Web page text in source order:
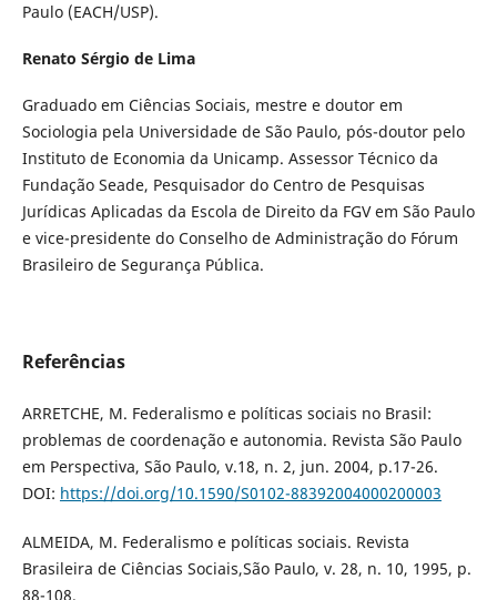
Paulo (EACH/USP).
Renato Sérgio de Lima
Graduado em Ciências Sociais, mestre e doutor em
Sociologia pela Universidade de São Paulo, pós-doutor pelo
Instituto de Economia da Unicamp. Assessor Técnico da
Fundação Seade, Pesquisador do Centro de Pesquisas
Jurídicas Aplicadas da Escola de Direito da FGV em São Paulo
e vice-presidente do Conselho de Administração do Fórum
Brasileiro de Segurança Pública.
Referências
ARRETCHE, M. Federalismo e políticas sociais no Brasil:
problemas de coordenação e autonomia. Revista São Paulo
em Perspectiva, São Paulo, v.18, n. 2, jun. 2004, p.17-26.
DOI: https://doi.org/10.1590/S0102-88392004000200003
ALMEIDA, M. Federalismo e políticas sociais. Revista
Brasileira de Ciências Sociais,São Paulo, v. 28, n. 10, 1995, p.
88-108.